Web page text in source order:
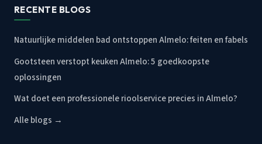
RECENTE BLOGS
Natuurlijke middelen bad ontstoppen Almelo: feiten en fabels
Gootsteen verstopt keuken Almelo: 5 goedkoopste
oplossingen
Wat doet een professionele rioolservice precies in Almelo?
Alle blogs →